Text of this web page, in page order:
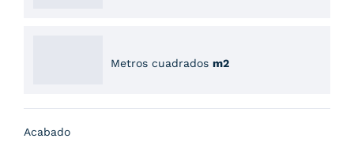
Metros cuadrados m2
Acabado